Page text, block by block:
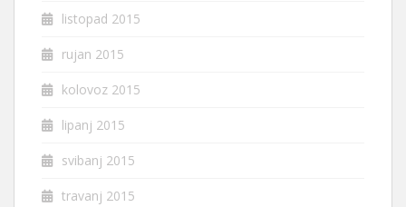
listopad 2015
rujan 2015
kolovoz 2015
lipanj 2015
svibanj 2015
travanj 2015